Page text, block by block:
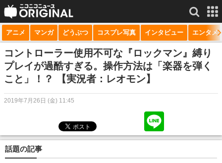
サービス一覧 もっと見る
niconico
動画
生放送
マンガ
アニメ マンガ どうぶつ コスプレ写真 インタビュー エンタメ
コントローラー使用不可な『ロックマン』縛り
プレイが過酷すぎる。操作方法は「楽器を弾く
こと」！？ 【実況者：レオモン】
2019年7月26日 (金) 11:45
話題の記事